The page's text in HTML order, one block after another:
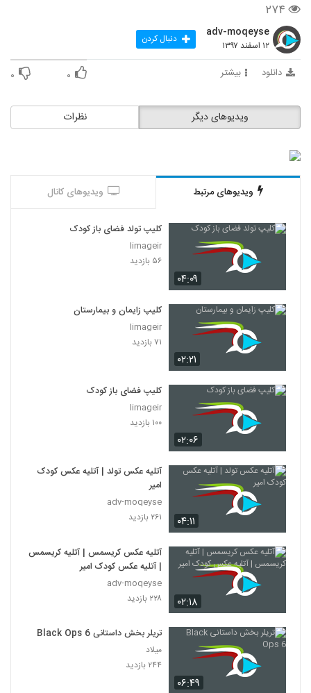
۲۷۴
adv-moqeyse
۱۲ اسفند ۱۳۹۷ دنبال کردن
دانلود بیشتر ۰ ۰
نظرات ویدیوهای دیگر
ویدیوهای مرتبط ویدیوهای کانال
۰۴:۰۹
کلیپ تولد فضای باز کودک
limageir
۵۶ بازدید
۰۲:۲۱
کلیپ زایمان و بیمارستان
limageir
۷۱ بازدید
۰۲:۰۶
کلیپ فضای باز کودک
limageir
۱۰۰ بازدید
۰۴:۱۱
آتلیه عکس تولد | آتلیه عکس کودک
امیر
adv-moqeyse
۲۶۱ بازدید
۰۲:۱۸
آتلیه عکس کریسمس | آتلیه کریسمس
| آتلیه عکس کودک امیر
adv-moqeyse
۲۲۸ بازدید
۰۶:۴۹
تریلر بخش داستانی Black Ops 6
میلاد
۲۴۴ بازدید